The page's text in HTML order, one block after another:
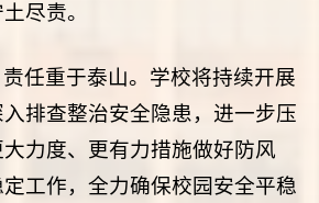
尽责。
任重于泰山。学校将持续开展
排查整治安全隐患，进一步压
力度、更有力措施做好防风
工作，全力确保校园安全平稳